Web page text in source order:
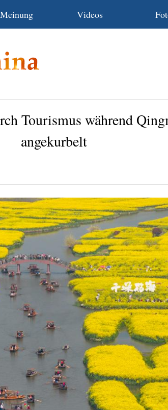
Meinung Videos
Tourismus während
angekurbelt